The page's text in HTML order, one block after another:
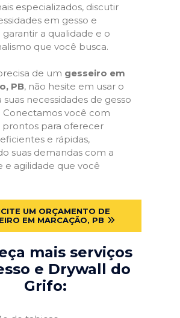
especializados, discutir
em gesso e
garantir a qualidade e o
que você busca.
de um gesseiro em
PB, não hesite em usar o
suas necessidades de gesso
Conectamos você com
prontos para oferecer
e rápidas,
suas demandas com a
e agilidade que você
UM ORÇAMENTO DE
EM MARCAÇÃO, PB
mais serviços
e Drywall do
Grifo: